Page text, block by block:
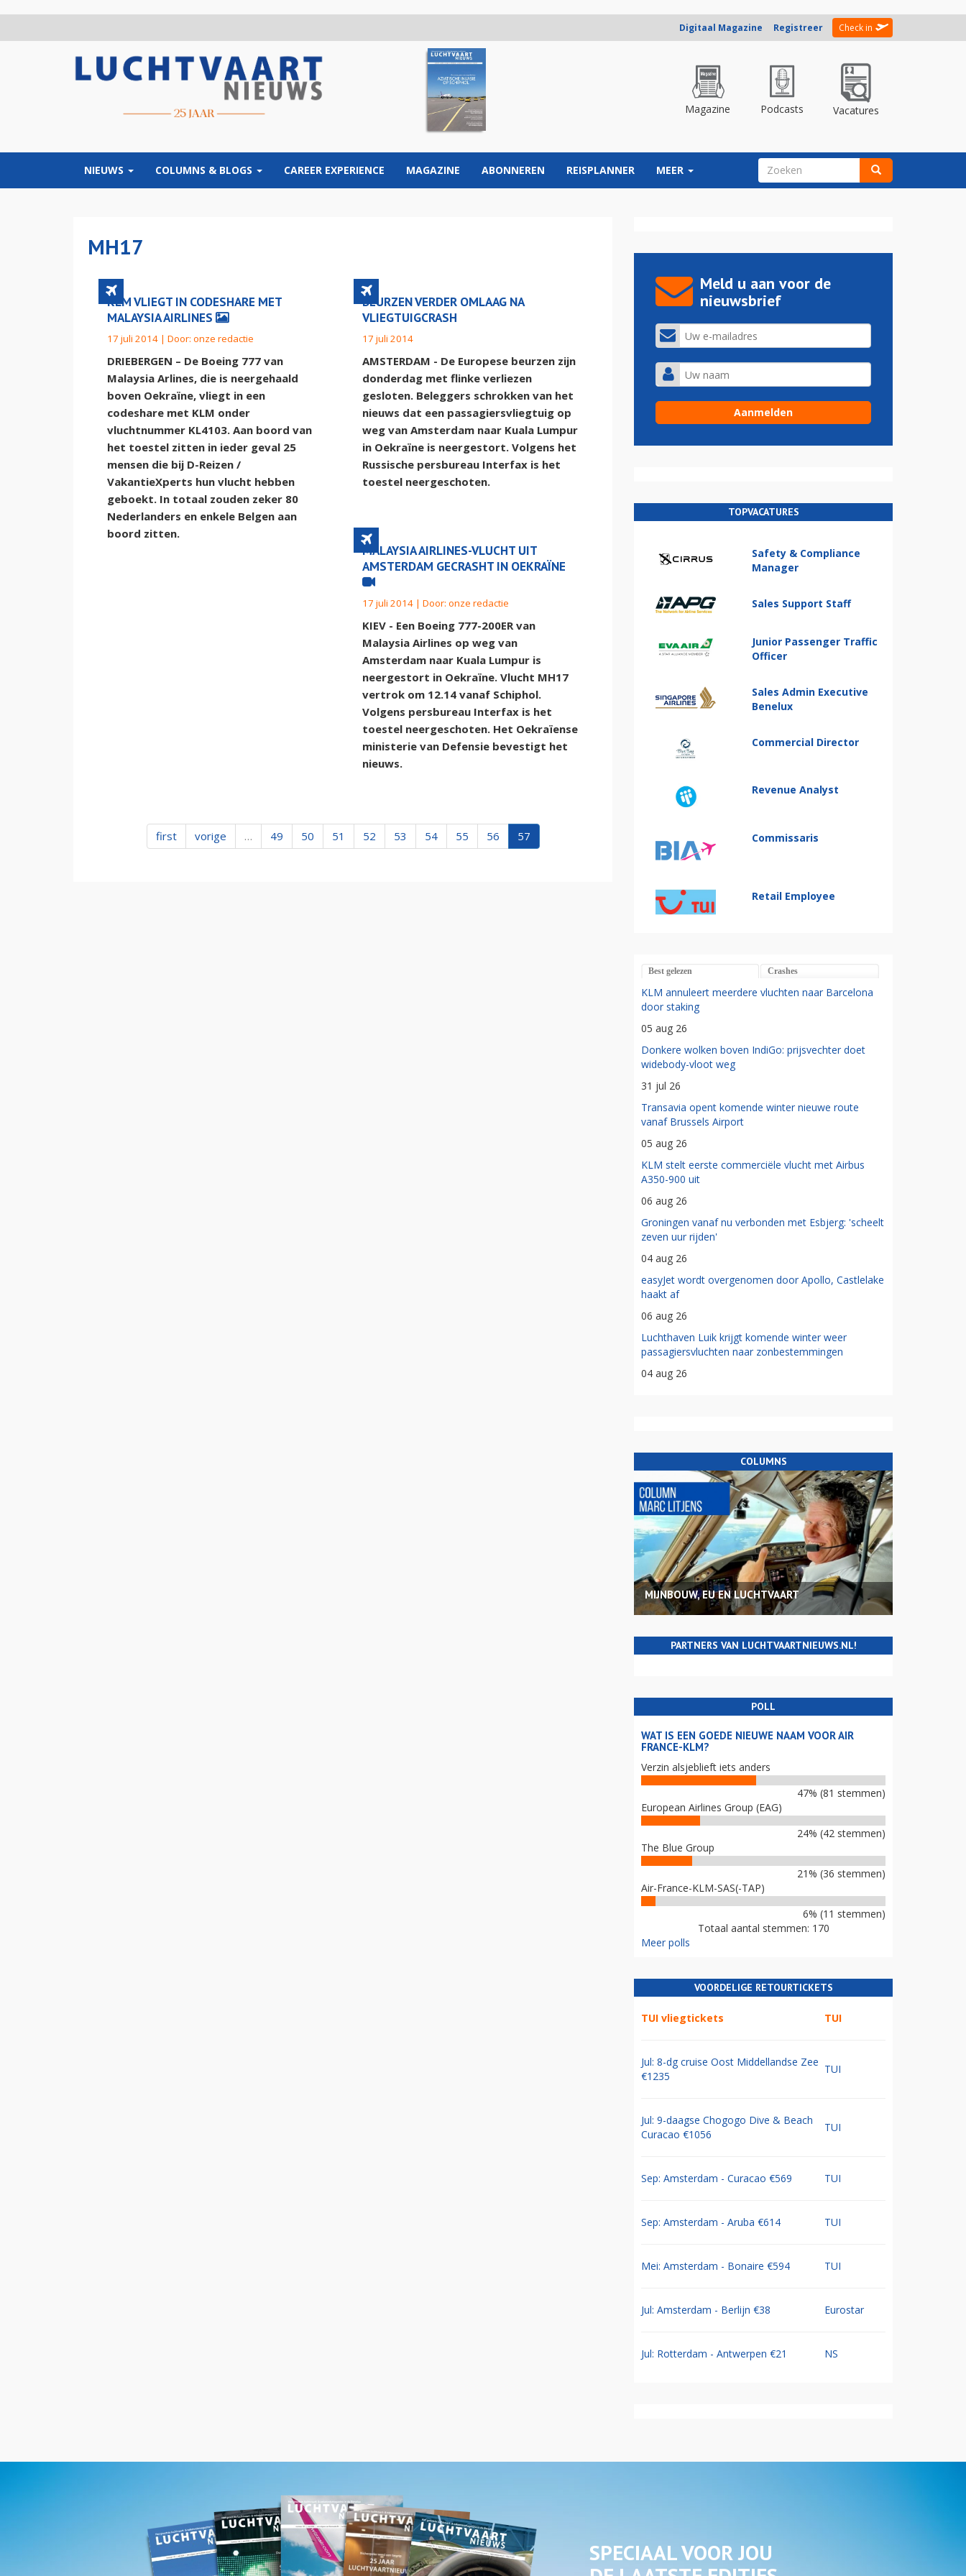
Digitaal Magazine Registreer Check in
Magazine Podcasts Vacatures
NIEUWS COLUMNS & BLOGS CAREER EXPERIENCE MAGAZINE ABONNEREN REISPLANNER MEER ZOEKVELD
MH17
KLM VLIEGT IN CODESHARE MET
MALAYSIA AIRLINES
17 juli 2014 | Door: onze redactie
DRIEBERGEN – De Boeing 777 van
Malaysia Arlines, die is neergehaald
boven Oekraïne, vliegt in een
codeshare met KLM onder
vluchtnummer KL4103. Aan boord van
het toestel zitten in ieder geval 25
mensen die bij D-Reizen /
VakantieXperts hun vlucht hebben
geboekt. In totaal zouden zeker 80
Nederlanders en enkele Belgen aan
boord zitten.
BEURZEN VERDER OMLAAG NA
VLIEGTUIGCRASH
17 juli 2014
AMSTERDAM - De Europese beurzen zijn
donderdag met flinke verliezen
gesloten. Beleggers schrokken van het
nieuws dat een passagiersvliegtuig op
weg van Amsterdam naar Kuala Lumpur
in Oekraïne is neergestort. Volgens het
Russische persbureau Interfax is het
toestel neergeschoten.
MALAYSIA AIRLINES-VLUCHT UIT
AMSTERDAM GECRASHT IN OEKRAÏNE
17 juli 2014 | Door: onze redactie
KIEV - Een Boeing 777-200ER van
Malaysia Airlines op weg van
Amsterdam naar Kuala Lumpur is
neergestort in Oekraïne. Vlucht MH17
vertrok om 12.14 vanaf Schiphol.
Volgens persbureau Interfax is het
toestel neergeschoten. Het Oekraïense
ministerie van Defensie bevestigt het
nieuws.
first vorige … 49 50 51 52 53 54 55 56 57
Meld u aan voor de
nieuwsbrief
TOPVACATURES
Safety & Compliance
Manager
Sales Support Staff
Junior Passenger Traffic
Officer
Sales Admin Executive
Benelux
Commercial Director
Revenue Analyst
Commissaris
Retail Employee
Best gelezen Crashes
KLM annuleert meerdere vluchten naar Barcelona
door staking
05 aug 26
Donkere wolken boven IndiGo: prijsvechter doet
widebody-vloot weg
31 jul 26
Transavia opent komende winter nieuwe route
vanaf Brussels Airport
05 aug 26
KLM stelt eerste commerciële vlucht met Airbus
A350-900 uit
06 aug 26
Groningen vanaf nu verbonden met Esbjerg: 'scheelt
zeven uur rijden'
04 aug 26
easyJet wordt overgenomen door Apollo, Castlelake
haakt af
06 aug 26
Luchthaven Luik krijgt komende winter weer
passagiersvluchten naar zonbestemmingen
04 aug 26
COLUMNS
MIJNBOUW, EU EN LUCHTVAART
PARTNERS VAN LUCHTVAARTNIEUWS.NL!
POLL
WAT IS EEN GOEDE NIEUWE NAAM VOOR AIR
FRANCE-KLM?
Verzin alsjeblieft iets anders
47% (81 stemmen)
European Airlines Group (EAG)
24% (42 stemmen)
The Blue Group
21% (36 stemmen)
Air-France-KLM-SAS(-TAP)
6% (11 stemmen)
Totaal aantal stemmen: 170
Meer polls
VOORDELIGE RETOURTICKETS
TUI vliegtickets TUI
Jul: 8-dg cruise Oost Middellandse Zee
€1235
TUI
Jul: 9-daagse Chogogo Dive & Beach
Curacao €1056
TUI
Sep: Amsterdam - Curacao €569 TUI
Sep: Amsterdam - Aruba €614 TUI
Mei: Amsterdam - Bonaire €594 TUI
Jul: Amsterdam - Berlijn €38 Eurostar
Jul: Rotterdam - Antwerpen €21 NS
SPECIAAL VOOR JOU